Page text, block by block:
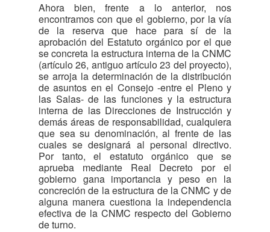
Ahora bien, frente a lo anterior, nos
encontramos con que el gobierno, por la vía
de la reserva que hace para sí de la
aprobación del Estatuto orgánico por el que
se concreta la estructura interna de la CNMC
(artículo 26, antiguo artículo 23 del proyecto),
se arroja la determinación de la distribución
de asuntos en el Consejo -entre el Pleno y
las Salas- de las funciones y la estructura
interna de las Direcciones de Instrucción y
demás áreas de responsabilidad, cualquiera
que sea su denominación, al frente de las
cuales se designará al personal directivo.
Por tanto, el estatuto orgánico que se
aprueba mediante Real Decreto por el
gobierno gana importancia y peso en la
concreción de la estructura de la CNMC y de
alguna manera cuestiona la independencia
efectiva de la CNMC respecto del Gobierno
de turno.